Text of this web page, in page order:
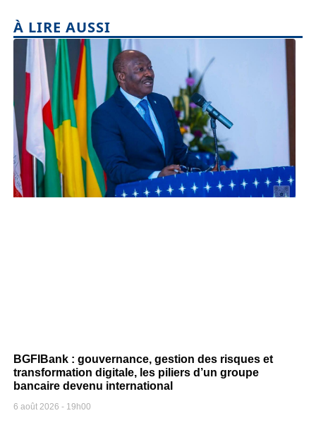
À LIRE AUSSI
BGFIBank : gouvernance, gestion des risques et
transformation digitale, les piliers d’un groupe
bancaire devenu international
6 août 2026 19h00